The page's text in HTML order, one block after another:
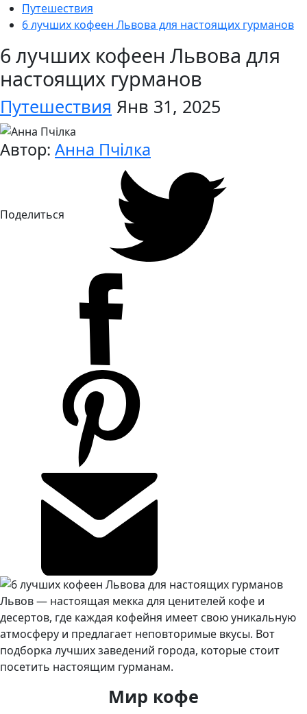
Путешествия
6 лучших кофеен Львова для настоящих гурманов
6 лучших кофеен Львова для
настоящих гурманов
Путешествия Янв 31, 2025
Автор: Анна Пчілка
Поделиться
Львов — настоящая мекка для ценителей кофе и
десертов, где каждая кофейня имеет свою уникальную
атмосферу и предлагает неповторимые вкусы. Вот
подборка лучших заведений города, которые стоит
посетить настоящим гурманам.
Мир кофе